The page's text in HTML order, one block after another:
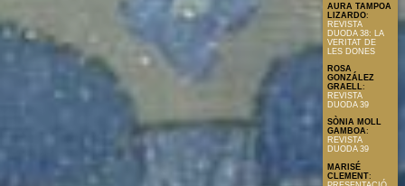
AURA TAMPOA
LIZARDO:
REVISTA
DUODA 38: LA
VERITAT DE
LES DONES
ROSA
GONZÁLEZ
GRAELL:
REVISTA
DUODA 39
SÒNIA MOLL
GAMBOA:
REVISTA
DUODA 39
MARISÉ
CLEMENT: